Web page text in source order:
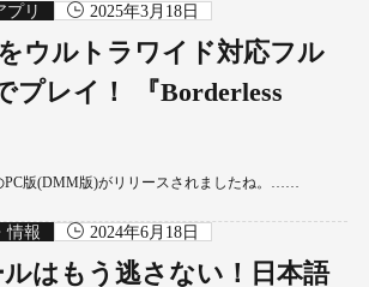
プリ 2025年3月18日
ウルトラワイド対応フル
プレイ！ 『Borderless
PC版(DMM版)がリリースされましたね。……
情報 2024年6月18日
ルはもう逃さない！日本語